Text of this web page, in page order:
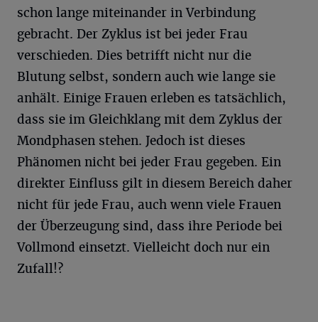
schon lange miteinander in Verbindung
gebracht. Der Zyklus ist bei jeder Frau
verschieden. Dies betrifft nicht nur die
Blutung selbst, sondern auch wie lange sie
anhält. Einige Frauen erleben es tatsächlich,
dass sie im Gleichklang mit dem Zyklus der
Mondphasen stehen. Jedoch ist dieses
Phänomen nicht bei jeder Frau gegeben. Ein
direkter Einfluss gilt in diesem Bereich daher
nicht für jede Frau, auch wenn viele Frauen
der Überzeugung sind, dass ihre Periode bei
Vollmond einsetzt. Vielleicht doch nur ein
Zufall!?